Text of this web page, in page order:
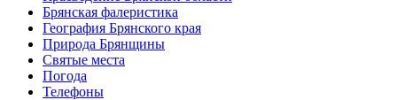
Брянская фалеристика
География Брянского края
Природа Брянщины
Святые места
Погода
Телефоны